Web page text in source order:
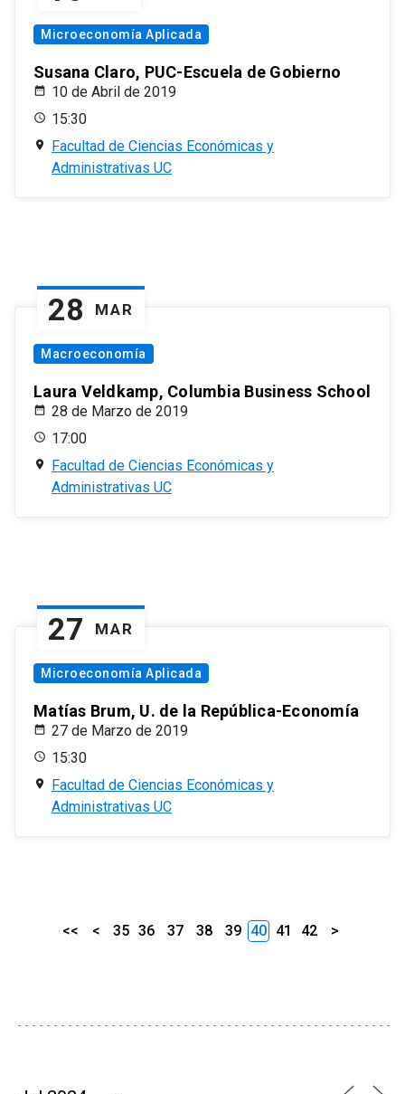
Microeconomía Aplicada
Susana Claro, PUC-Escuela de Gobierno
10 de Abril de 2019
15:30
Facultad de Ciencias Económicas y
Administrativas UC
28 MAR
Macroeconomía
Laura Veldkamp, Columbia Business School
28 de Marzo de 2019
17:00
Facultad de Ciencias Económicas y
Administrativas UC
27 MAR
Microeconomía Aplicada
Matías Brum, U. de la República-Economía
27 de Marzo de 2019
15:30
Facultad de Ciencias Económicas y
Administrativas UC
<< < 35 36 37 38 39 40 41 42 >